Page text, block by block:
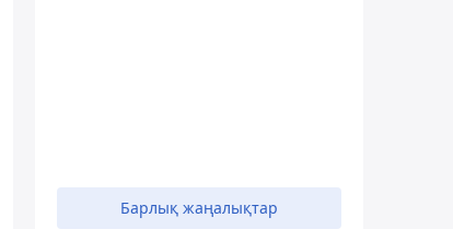
Барлық жаңалықтар